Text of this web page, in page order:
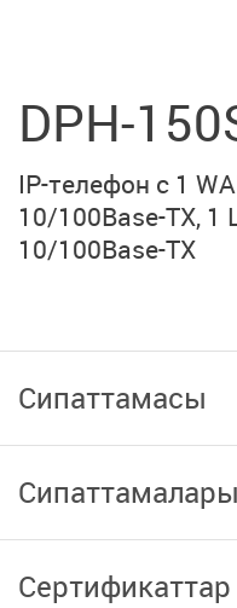
DPH-
IP-телефон с 1
10/100Base-TX, 1
10/100Base-TX
Сипаттамасы
Сипаттамалары
Сертификаттар